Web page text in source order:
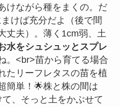
けながら種をまくの。だ
けば充分だよ（後で間
丈夫）。薄く1cm弱、土
水をシュシュッとスプレ
。<br>苗から育てる場合
たリーフレタスの苗を植
簡単！🌟株と株の間は
、そっと土をかぶせて